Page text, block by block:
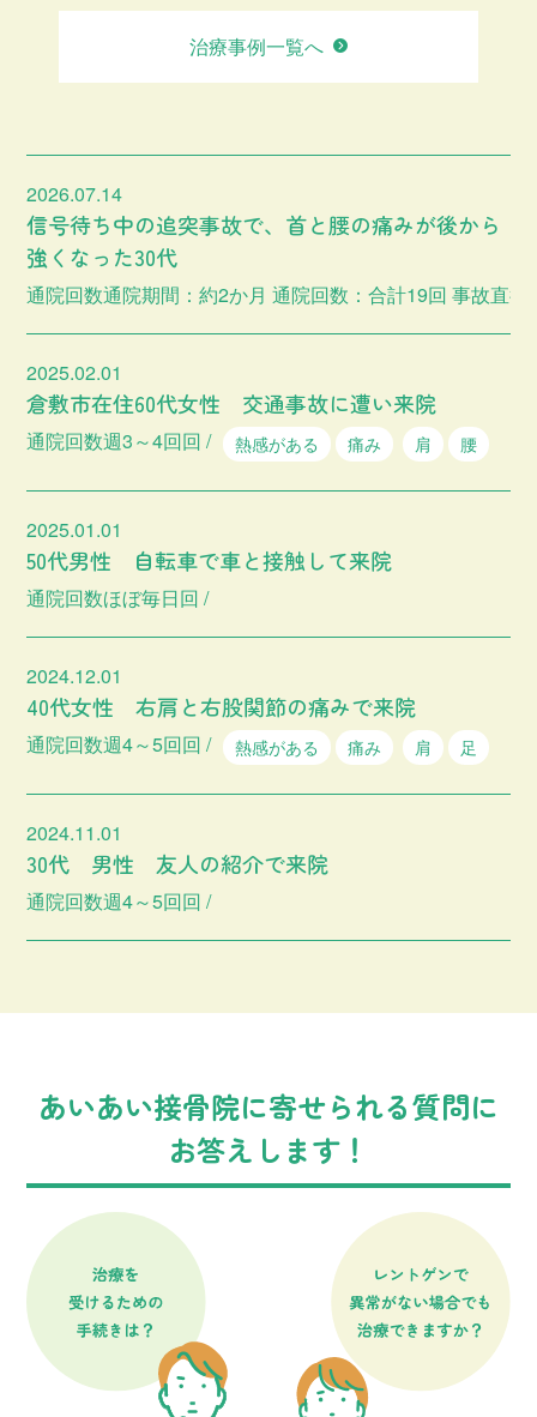
治療事例一覧へ
2026.07.14
信号待ち中の追突事故で、首と腰の痛みが後から
強くなった30代
通院回数通院期間：約2か月 通院回数：合計19回 事故直
2025.02.01
倉敷市在住60代女性 交通事故に遭い来院
通院回数週3～4回回 / 熱感がある 痛み 肩 腰
2025.01.01
50代男性 自転車で車と接触して来院
通院回数ほぼ毎日回 /
2024.12.01
40代女性 右肩と右股関節の痛みで来院
通院回数週4～5回回 / 熱感がある 痛み 肩 足
2024.11.01
30代 男性 友人の紹介で来院
通院回数週4～5回回 /
あいあい接骨院に寄せられる質問に
お答えします！